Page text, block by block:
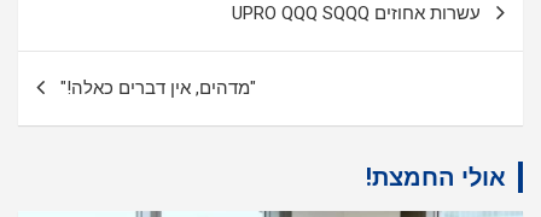
עשרות אחוזים UPRO QQQ SQQQ
"מדהים, אין דברים כאלה!"
אולי החמצת!